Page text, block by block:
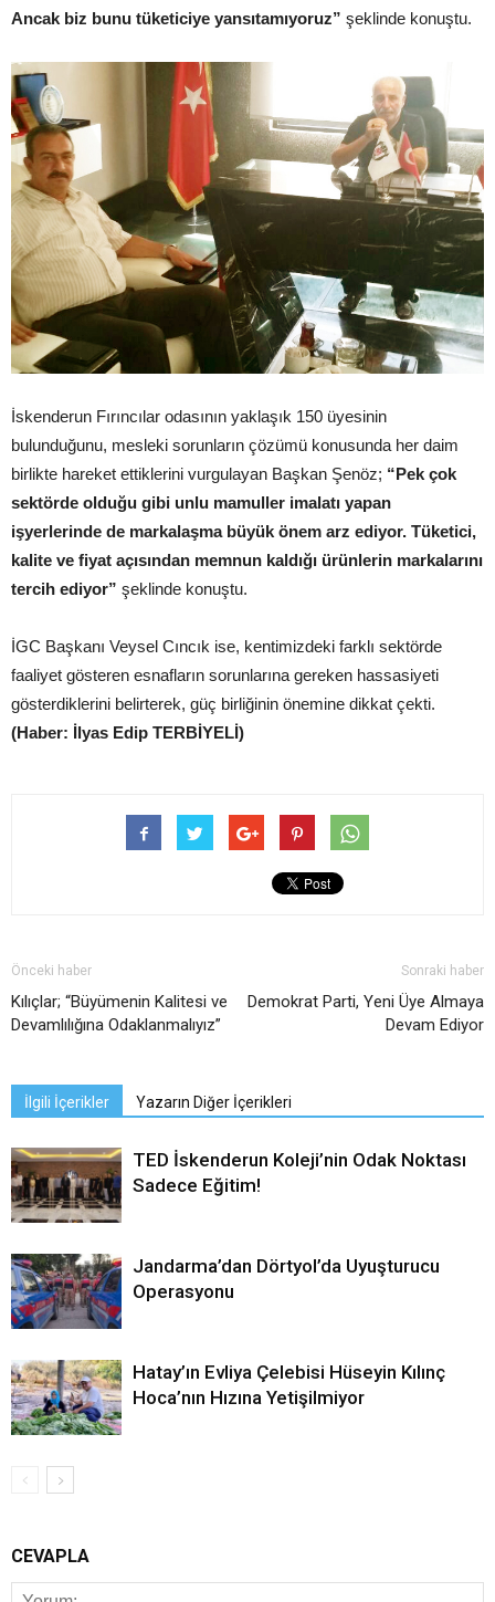
Ancak biz bunu tüketiciye yansıtamıyoruz” şeklinde konuştu.
İskenderun Fırıncılar odasının yaklaşık 150 üyesinin
bulunduğunu, mesleki sorunların çözümü konusunda her daim
birlikte hareket ettiklerini vurgulayan Başkan Şenöz; “Pek çok
sektörde olduğu gibi unlu mamuller imalatı yapan
işyerlerinde de markalaşma büyük önem arz ediyor. Tüketici,
kalite ve fiyat açısından memnun kaldığı ürünlerin markalarını
tercih ediyor” şeklinde konuştu.
İGC Başkanı Veysel Cıncık ise, kentimizdeki farklı sektörde
faaliyet gösteren esnafların sorunlarına gereken hassasiyeti
gösterdiklerini belirterek, güç birliğinin önemine dikkat çekti.
(Haber: İlyas Edip TERBİYELİ)
Önceki haber
Kılıçlar; “Büyümenin Kalitesi ve
Devamlılığına Odaklanmalıyız”
Sonraki haber
Demokrat Parti, Yeni Üye Almaya
Devam Ediyor
İlgili İçerikler Yazarın Diğer İçerikleri
TED İskenderun Koleji’nin Odak Noktası
Sadece Eğitim!
Jandarma’dan Dörtyol’da Uyuşturucu
Operasyonu
Hatay’ın Evliya Çelebisi Hüseyin Kılınç
Hoca’nın Hızına Yetişilmiyor
CEVAPLA